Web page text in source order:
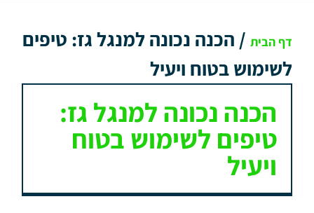
דף הבית / הכנה נכונה למנגל גז: טיפים
לשימוש בטוח ויעיל
הכנה נכונה למנגל גז:
טיפים לשימוש בטוח
ויעיל